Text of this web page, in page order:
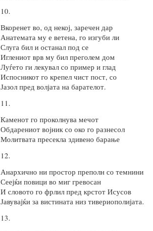
10.
Вкоренет во, од некој, заречен дар
Анатемата му е ветена, го изгуби ли
Слуга бил и останал под се
Иглениот врв му бил преголем дом
Луѓето ги лекувал со пример и глад
Испосникот го крепел чист пост, со
Јазол пред волјата на барателот.
11.
Каменот го проколнува мечот
Обдарениот војник со око го разнесол
Молитвата пресекла здивено барање
12.
Анархично ни простор преполн со темнини
Сеејќи повици во миг гревосан
И словото го фрлил пред крстот Исусов
Јавувајќи за вистината низ тивериополијата.
13.